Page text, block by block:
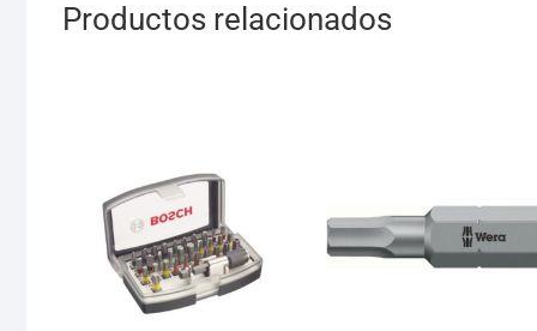
Productos relacionados